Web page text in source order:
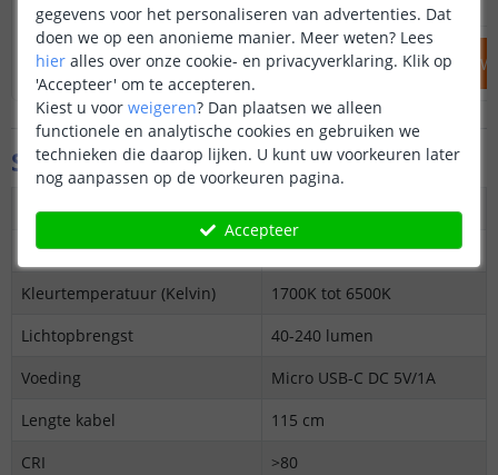
IN WINKELWAGEN IN
Specificaties
Maximaal verbruik
5 Watt
Kleur
Zeer warm tot koud wit
Kleurtemperatuur (Kelvin)
1700K tot 6500K
Lichtopbrengst
40-240 lumen
Voeding
Micro USB-C DC 5V/1A
Lengte kabel
115 cm
CRI
>80
gegevens voor het personaliseren van advertenties. Dat
doen we op een anonieme manier. Meer weten? Lees
hier alles over onze cookie- en privacyverklaring. Klik op
'Accepteer' om te accepteren.
Kiest u voor weigeren? Dan plaatsen we alleen
functionele en analytische cookies en gebruiken we
technieken die daarop lijken. U kunt uw voorkeuren later
nog aanpassen op de voorkeuren pagina.
Accepteer